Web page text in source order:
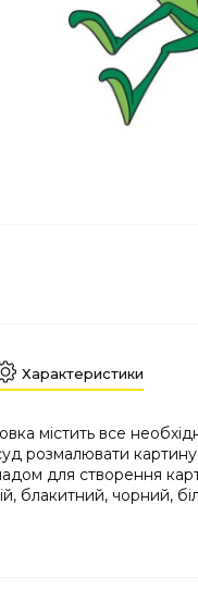
Характеристики
містить все
розмалювати
для створення
блакитний, чорний,